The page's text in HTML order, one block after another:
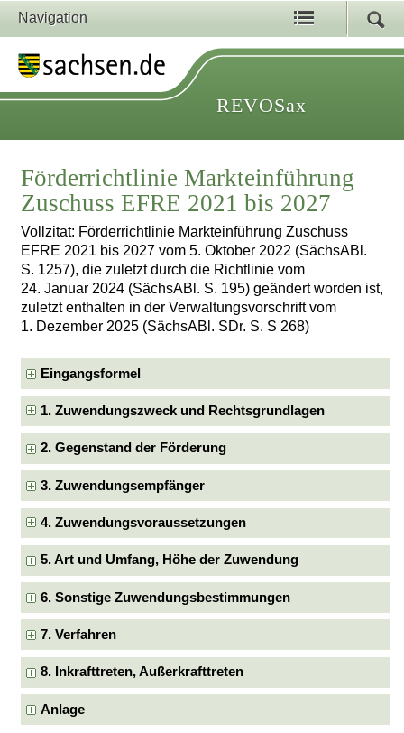
Navigation
REVOSax
Förderrichtlinie Markteinführung
Zuschuss EFRE 2021 bis 2027
Vollzitat: Förderrichtlinie Markteinführung Zuschuss
EFRE 2021 bis 2027 vom 5. Oktober 2022 (SächsABl.
S. 1257), die zuletzt durch die Richtlinie vom
24. Januar 2024 (SächsABl. S. 195) geändert worden ist,
zuletzt enthalten in der Verwaltungsvorschrift vom
1. Dezember 2025 (SächsABl. SDr. S. S 268)
Eingangsformel
1. Zuwendungszweck und Rechtsgrundlagen
2. Gegenstand der Förderung
3. Zuwendungsempfänger
4. Zuwendungsvoraussetzungen
5. Art und Umfang, Höhe der Zuwendung
6. Sonstige Zuwendungsbestimmungen
7. Verfahren
8. Inkrafttreten, Außerkrafttreten
Anlage